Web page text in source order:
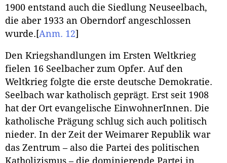
1900 entstand auch die Siedlung Neuseelbach,
die aber 1933 an Oberndorf angeschlossen
wurde. [Anm. 12]
Den Kriegshandlungen im Ersten Weltkrieg
fielen 16 Seelbacher zum Opfer. Auf den
Weltkrieg folgte die erste deutsche Demokratie.
Seelbach war katholisch geprägt. Erst seit 1908
hat der Ort evangelische EinwohnerInnen. Die
katholische Prägung schlug sich auch politisch
nieder. In der Zeit der Weimarer Republik war
das Zentrum – also die Partei des politischen